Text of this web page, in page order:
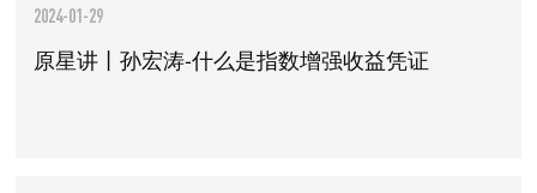
2024-01-29
原星讲丨孙宏涛-什么是指数增强收益凭证